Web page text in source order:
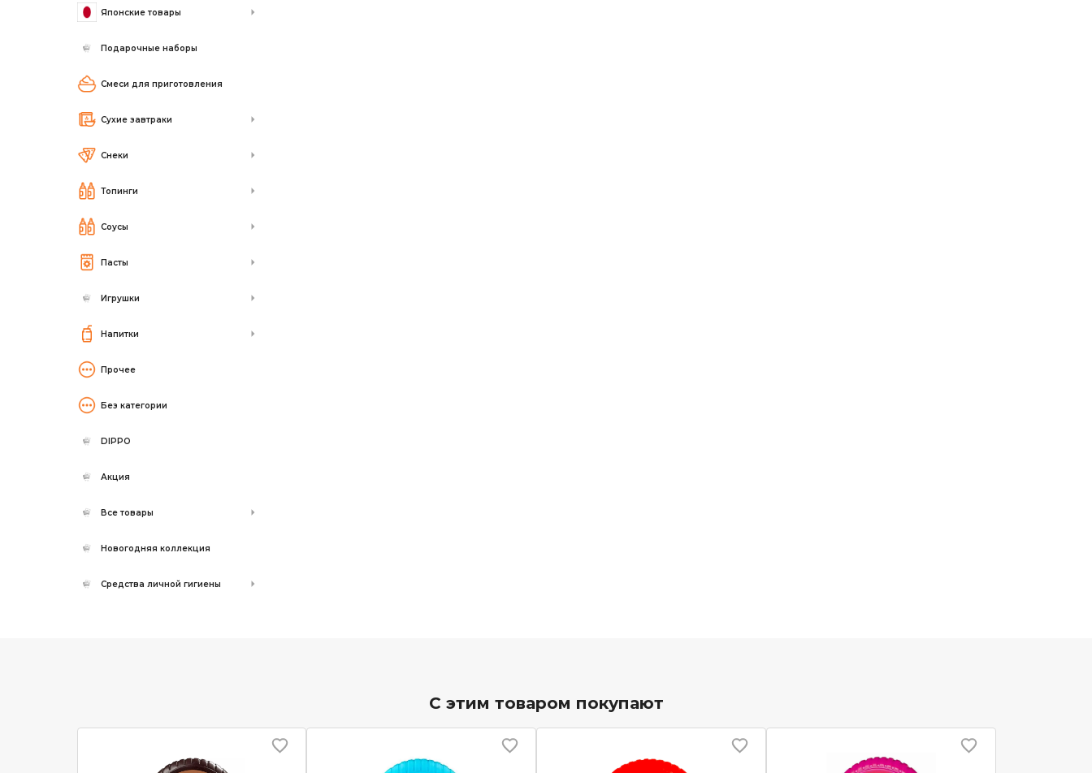
Японские товары
Подарочные наборы
Смеси для приготовления
Сухие завтраки
Снеки
Топинги
Соусы
Пасты
Игрушки
Напитки
Прочее
Без категории
DIPPO
Акция
Все товары
Новогодняя коллекция
Средства личной гигиены
С этим товаром покупают